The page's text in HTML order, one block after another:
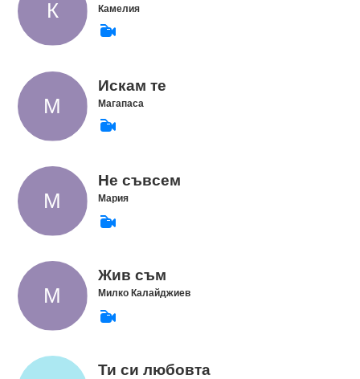
Камелия
Искам те
Магапаса
Не съвсем
Мария
Жив съм
Милко Калайджиев
Ти си любовта